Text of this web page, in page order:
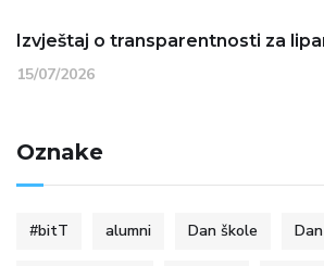
Izvještaj o transparentnosti za
15/07/2026
Oznake
#bitT alumni Dan škole